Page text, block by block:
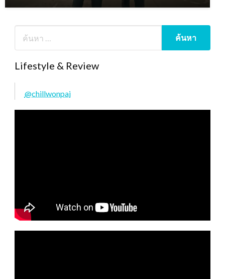
Lifestyle & Review
@chillwonpai